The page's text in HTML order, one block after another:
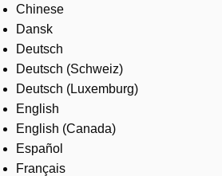
Industries
Services
About us
Where to buy
Contact us
Careers
Chinese
Dansk
Deutsch
Deutsch (Schweiz)
Deutsch (Luxemburg)
English
English (Canada)
Español
Français